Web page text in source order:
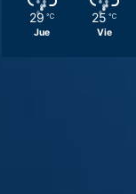
29 ℃
Jue
25 ℃
Vie